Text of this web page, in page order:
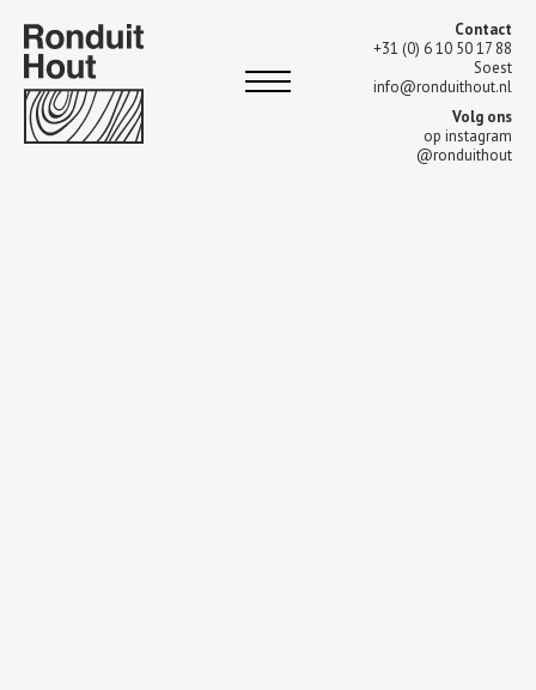
Contact
+31 (0) 6 10 50 17 88
Soest
info@ronduithout.nl
Volg ons
op instagram
@ronduithout